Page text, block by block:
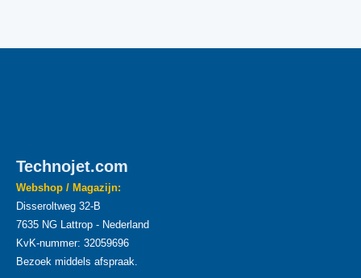
Technojet.com
Webshop / Magazijn:
Disseroltweg 32-B
7635 NG Lattrop - Nederland
KvK-nummer: 32059696
Bezoek middels afspraak.